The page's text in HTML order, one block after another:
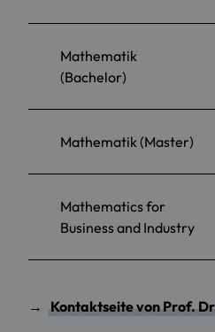
Mathematik
(Bachelor)
Mathematik (Master)
Mathematics for
Business and Industry
→
Kontaktseite von Prof.